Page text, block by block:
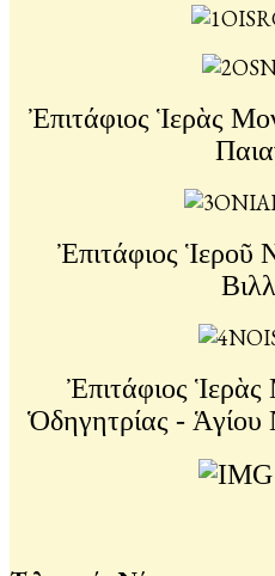
Ἐπιτάφιος Ἱερὰς
Ἐπιτάφιος
Ἐπιτάφιος
Ὁδηγητρίας -